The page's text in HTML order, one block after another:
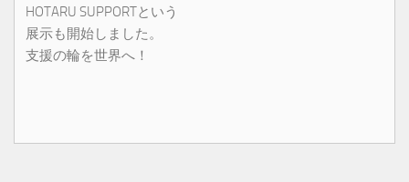
HOTARU SUPPORTという
展示も開始しました。
支援の輪を世界へ！